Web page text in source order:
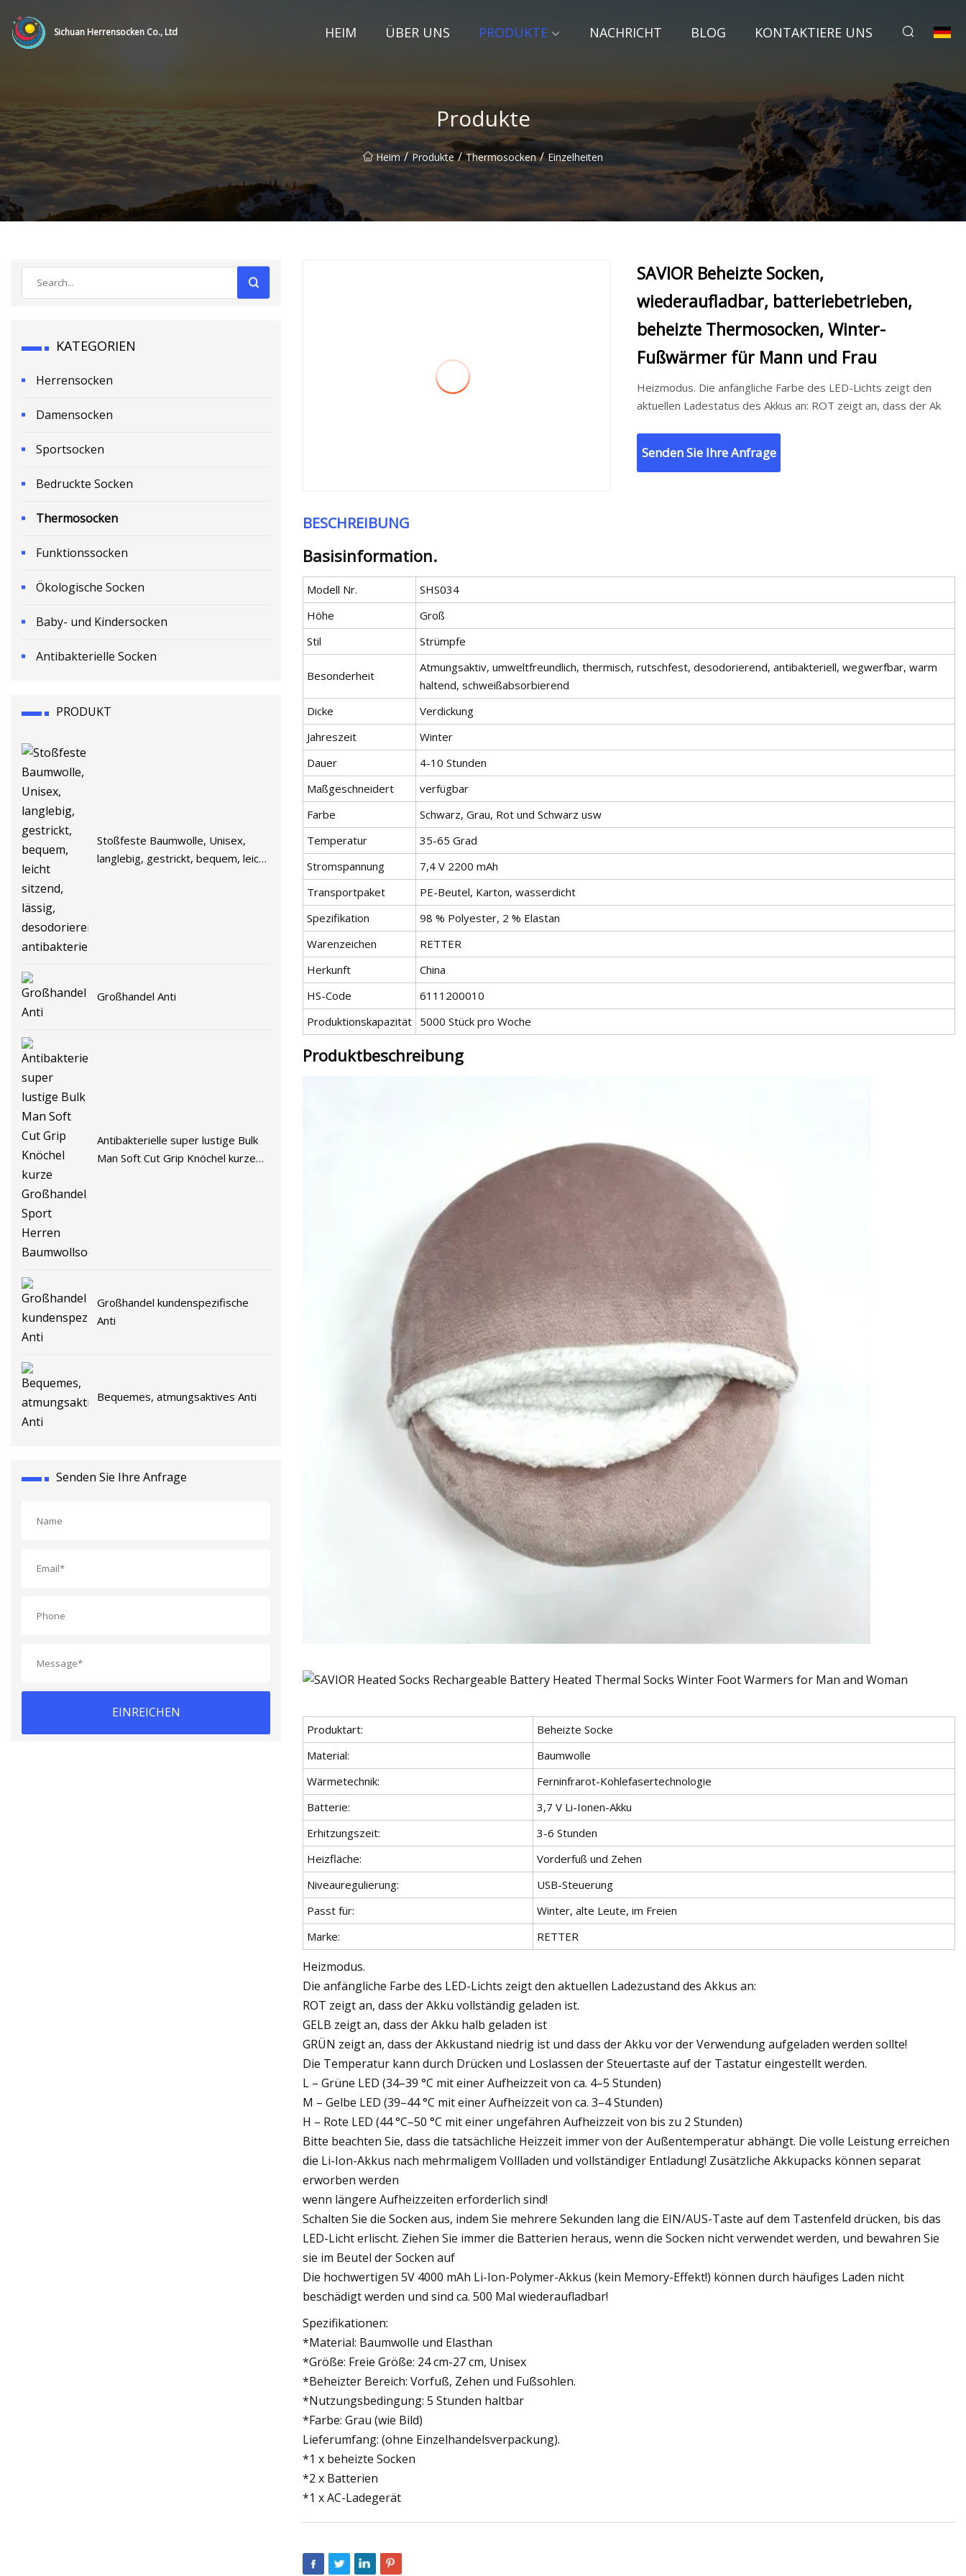
Sichuan Herrensocken Co., Ltd HEIM ÜBER UNS PRODUKTE NACHRICHT BLOG KONTAKTIERE UNS
Produkte
Heim / Produkte / Thermosocken / Einzelheiten
KATEGORIEN
Herrensocken
Damensocken
Sportsocken
Bedruckte Socken
Thermosocken
Funktionssocken
Ökologische Socken
Baby- und Kindersocken
Antibakterielle Socken
PRODUKT
Stoßfeste Baumwolle, Unisex,
langlebig, gestrickt, bequem, leicht
Großhandel Anti
Antibakterielle super lustige Bulk
Man Soft Cut Grip Knöchel kurze
Großhandel kundenspezifische
Anti
Bequemes, atmungsaktives Anti
Senden Sie Ihre Anfrage
EINREICHEN
SAVIOR Beheizte Socken,
wiederaufladbar, batteriebetrieben,
beheizte Thermosocken, Winter-
Fußwärmer für Mann und Frau
Heizmodus. Die anfängliche Farbe des LED-Lichts zeigt den
aktuellen Ladestatus des Akkus an: ROT zeigt an, dass der Ak
Senden Sie Ihre Anfrage
BESCHREIBUNG
Basisinformation.
Modell Nr.
SHS034
Höhe
Groß
Stil
Strümpfe
Besonderheit
Atmungsaktiv, umweltfreundlich, thermisch, rutschfest, desodorierend, antibakteriell, wegwerfbar, warm
haltend, schweißabsorbierend
Dicke
Verdickung
Jahreszeit
Winter
Dauer
4-10 Stunden
Maßgeschneidert
verfügbar
Farbe
Schwarz, Grau, Rot und Schwarz usw
Temperatur
35-65 Grad
Stromspannung
7,4 V 2200 mAh
Transportpaket
PE-Beutel, Karton, wasserdicht
Spezifikation
98 % Polyester, 2 % Elastan
Warenzeichen
RETTER
Herkunft
China
HS-Code
6111200010
Produktionskapazität 5000 Stück pro Woche
Produktbeschreibung
Produktart:
Beheizte Socke
Material:
Baumwolle
Wärmetechnik:
Ferninfrarot-Kohlefasertechnologie
Batterie:
3,7 V Li-Ionen-Akku
Erhitzungszeit:
3-6 Stunden
Heizfläche:
Vorderfuß und Zehen
Niveauregulierung:
USB-Steuerung
Passt für:
Winter, alte Leute, im Freien
Marke:
RETTER
Heizmodus.
Die anfängliche Farbe des LED-Lichts zeigt den aktuellen Ladezustand des Akkus an:
ROT zeigt an, dass der Akku vollständig geladen ist.
GELB zeigt an, dass der Akku halb geladen ist
GRÜN zeigt an, dass der Akkustand niedrig ist und dass der Akku vor der Verwendung aufgeladen werden sollte!
Die Temperatur kann durch Drücken und Loslassen der Steuertaste auf der Tastatur eingestellt werden.
L – Grüne LED (34–39 °C mit einer Aufheizzeit von ca. 4–5 Stunden)
M – Gelbe LED (39–44 °C mit einer Aufheizzeit von ca. 3–4 Stunden)
H – Rote LED (44 °C–50 °C mit einer ungefähren Aufheizzeit von bis zu 2 Stunden)
Bitte beachten Sie, dass die tatsächliche Heizzeit immer von der Außentemperatur abhängt. Die volle Leistung erreichen
die Li-Ion-Akkus nach mehrmaligem Vollladen und vollständiger Entladung! Zusätzliche Akkupacks können separat
erworben werden
wenn längere Aufheizzeiten erforderlich sind!
Schalten Sie die Socken aus, indem Sie mehrere Sekunden lang die EIN/AUS-Taste auf dem Tastenfeld drücken, bis das
LED-Licht erlischt. Ziehen Sie immer die Batterien heraus, wenn die Socken nicht verwendet werden, und bewahren Sie
sie im Beutel der Socken auf
Die hochwertigen 5V 4000 mAh Li-Ion-Polymer-Akkus (kein Memory-Effekt!) können durch häufiges Laden nicht
beschädigt werden und sind ca. 500 Mal wiederaufladbar!
Spezifikationen:
*Material: Baumwolle und Elasthan
*Größe: Freie Größe: 24 cm-27 cm, Unisex
*Beheizter Bereich: Vorfuß, Zehen und Fußsohlen.
*Nutzungsbedingung: 5 Stunden haltbar
*Farbe: Grau (wie Bild)
Lieferumfang: (ohne Einzelhandelsverpackung).
*1 x beheizte Socken
*2 x Batterien
*1 x AC-Ladegerät